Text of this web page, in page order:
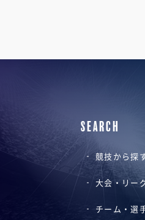
SEARCH
競技から探
大会・リー
チーム・選